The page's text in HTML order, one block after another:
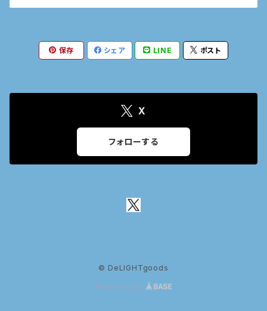
保存 シェア LINE ポスト
X
フォローする
© DeLIGHTgoods
Powered by